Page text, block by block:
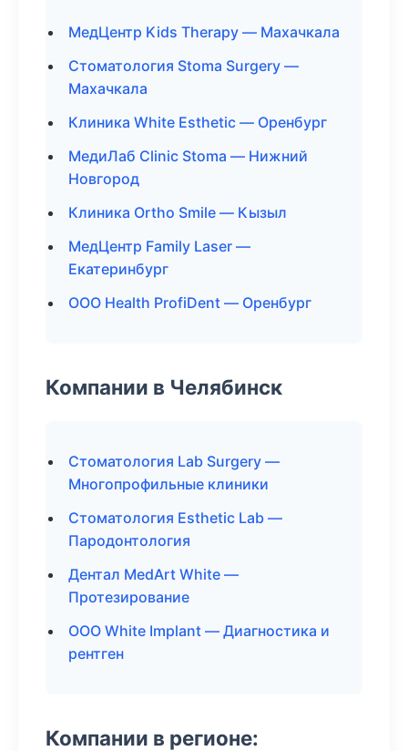
МедЦентр Kids Therapy — Махачкала
Стоматология Stoma Surgery —
Махачкала
Клиника White Esthetic — Оренбург
МедиЛаб Clinic Stoma — Нижний
Новгород
Клиника Ortho Smile — Кызыл
МедЦентр Family Laser —
Екатеринбург
ООО Health ProfiDent — Оренбург
Компании в Челябинск
Стоматология Lab Surgery —
Многопрофильные клиники
Стоматология Esthetic Lab —
Пародонтология
Дентал MedArt White —
Протезирование
ООО White Implant — Диагностика и
рентген
Компании в регионе: